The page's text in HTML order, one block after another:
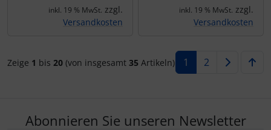
inkl. 19 % MwSt. zzgl.
Versandkosten
inkl. 19 % MwSt. zzgl.
Versandkosten
Zeige 1 bis20 (von insgesamt35 Artikeln) 1 2
Abonnieren Sie unseren Newsletter